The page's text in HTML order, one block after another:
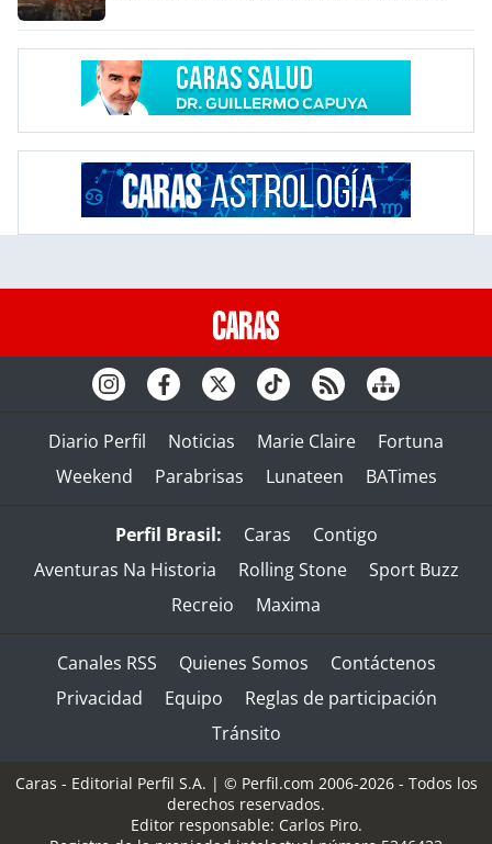
Diario Perfil Noticias Marie Claire
Fortuna
Weekend
Parabrisas Lunateen BATimes
Perfil Brasil: Caras
Contigo
Aventuras Na Historia
Rolling Stone
Sport Buzz
Recreio
Maxima
Canales RSS Quienes Somos
Contáctenos
Privacidad
Equipo
Reglas de participación
Tránsito
Caras - Editorial Perfil S.A. | © Perfil.com 2006-2026 - Todos los
derechos reservados.
Editor responsable: Carlos Piro.